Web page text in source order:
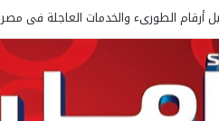
أرقام الطورىء والخدمات العاجلة فى مصر